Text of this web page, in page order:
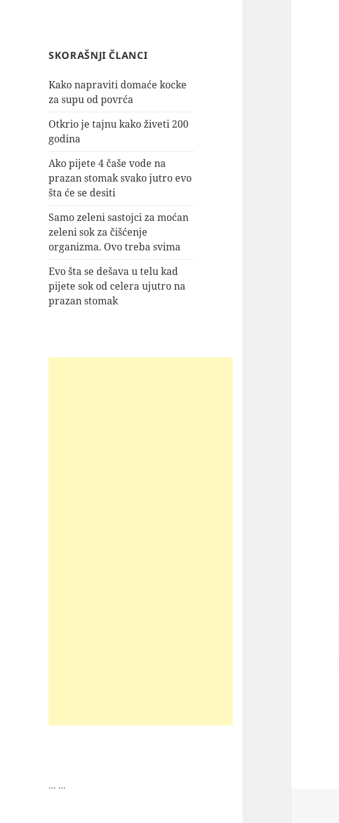
SKORAŠNJI ČLANCI
Kako napraviti domaće kocke
za supu od povrća
Otkrio je tajnu kako živeti 200
godina
Ako pijete 4 čaše vode na
prazan stomak svako jutro evo
šta će se desiti
Samo zeleni sastojci za moćan
zeleni sok za čišćenje
organizma. Ovo treba svima
Evo šta se dešava u telu kad
pijete sok od celera ujutro na
prazan stomak
... ...